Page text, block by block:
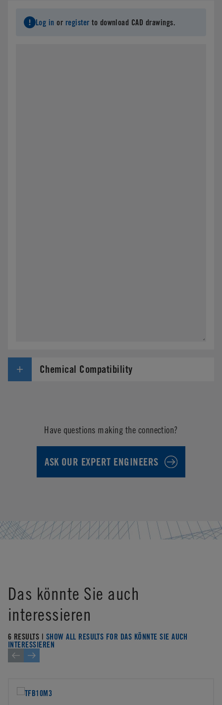
Log in or register to download CAD drawings.
Chemical Compatibility
Have questions making the connection?
ASK OUR EXPERT ENGINEERS
Das könnte Sie auch
interessieren
6 RESULTS | SHOW ALL RESULTS FOR DAS KÖNNTE SIE AUCH
INTERESSIEREN